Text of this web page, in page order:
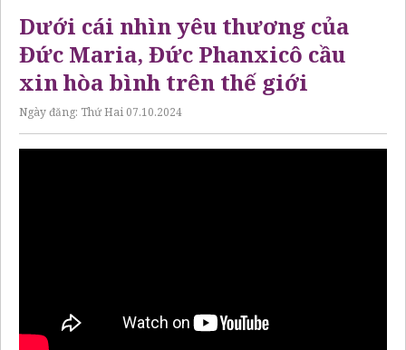
Dưới cái nhìn yêu thương của
Đức Maria, Đức Phanxicô cầu
xin hòa bình trên thế giới
Ngày đăng: Thứ Hai 07.10.2024